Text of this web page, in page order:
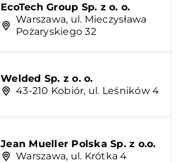
EcoTech Group Sp. z o. o.
Warszawa, ul. Mieczysława
Pożaryskiego 32
Welded Sp. z o. o.
43-210 Kobiór, ul. Leśników 4
Jean Mueller Polska Sp. z o.o.
Warszawa, ul. Krótka 4